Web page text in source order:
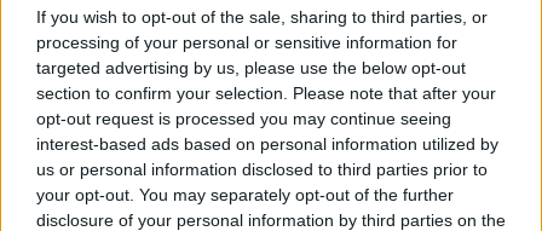
If you wish to opt-out of the sale, sharing to third parties, or
processing of your personal or sensitive information for
targeted advertising by us, please use the below opt-out
section to confirm your selection. Please note that after your
opt-out request is processed you may continue seeing
interest-based ads based on personal information utilized by
us or personal information disclosed to third parties prior to
your opt-out. You may separately opt-out of the further
disclosure of your personal information by third parties on the
συμφέρον της πατρίδας, του τόπου και των
συμπολιτών του και όπως είπε«δεσμεύομαι να
συνεχίσω να κάνω το ίδιο, να μπαίνω μπροστά
σε κάθε αδικία και σε κάθε κρατική αυθαιρεσία
η οποία πλήττει τον πολίτη»
Πηγή: ΑΠΕ - ΜΠΕ